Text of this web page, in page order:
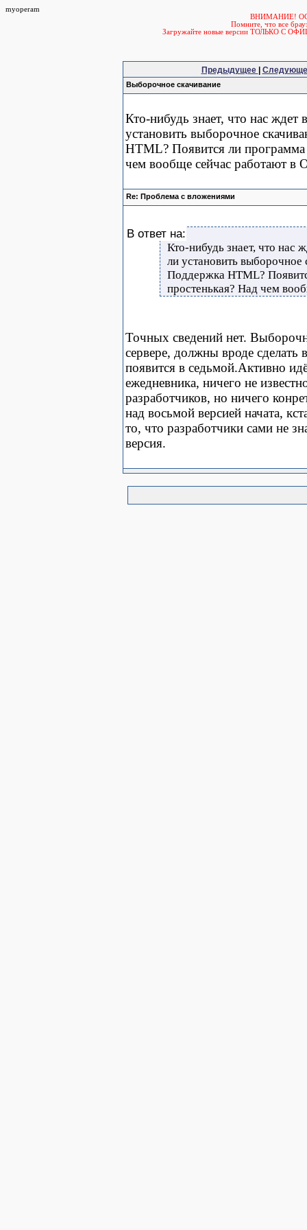
myoperam
ВНИМАНИЕ!
Помните, что все
Загружайте новые версии ТОЛЬКО С
Предыдущее
Выборочное скачивание
Кто-нибудь знает, что нас
установить выборочное
HTML? Появится ли
чем вообще сейчас работают в
Re: Проблема с вложениями
В ответ на:
Кто-нибудь знает, что нас
ли установить выборочное
Поддержка HTML?
простенькая? Над чем
Точных сведений нет.
сервере, должны вроде
появится в седьмой.Активно
ежедневника, ничего не
разработчиков, но ничего
над восьмой версией начата,
то, что разработчики сами не
версия.